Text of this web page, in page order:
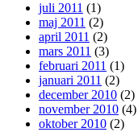
juli 2011 (1)
maj 2011 (2)
april 2011 (2)
mars 2011 (3)
februari 2011 (1)
januari 2011 (2)
december 2010 (2)
november 2010 (4)
oktober 2010 (2)